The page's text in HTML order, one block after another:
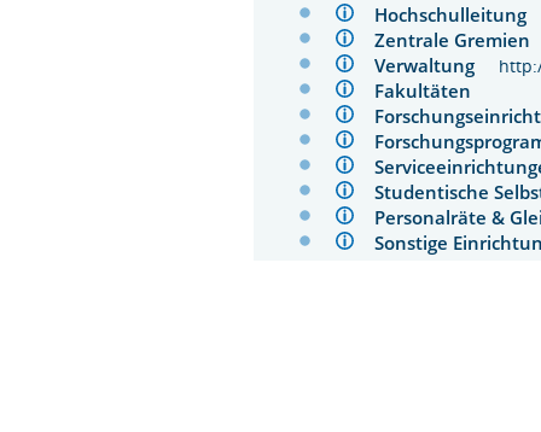
Zentrale
Verwaltung
Fakultäten
Studentische
Personalräte &
Sonstige